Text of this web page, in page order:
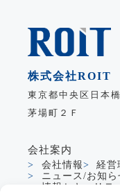
株式会社ROIT
東京都中央区日本
茅場町２Ｆ
会社案内
会社情報 経営
ニュース/お知ら
情報セキュリテ